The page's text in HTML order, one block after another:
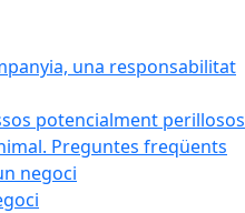
una responsabilitat
potencialment perillosos
Preguntes freqüents
negoci